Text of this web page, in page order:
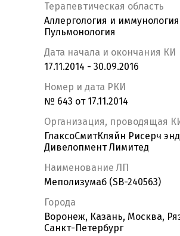
Терапевтическая область
Аллергология и
Пульмонология
Дата начала и окончания КИ
17.11.2014 - 30.09.2016
Номер и дата РКИ
№ 643 от 17.11.2014
Организация, проводящая
ГлаксоСмитКляйн Рисерч энд
Дивелопмент Лимитед
Наименование ЛП
Меполизумаб (SB-240563)
Города
Воронеж, Казань, Москва,
Санкт-Петербург